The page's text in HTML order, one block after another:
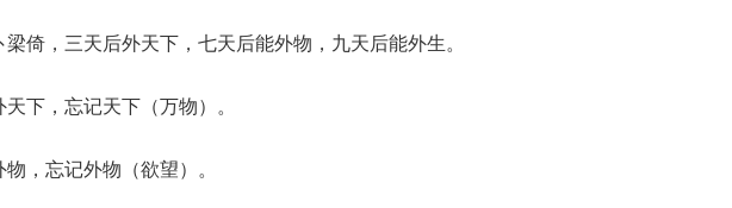
梁倚，三天后外天下，七天后能外物，九天后能外生。
天下，忘记天下（万物）。
物，忘记外物（欲望）。